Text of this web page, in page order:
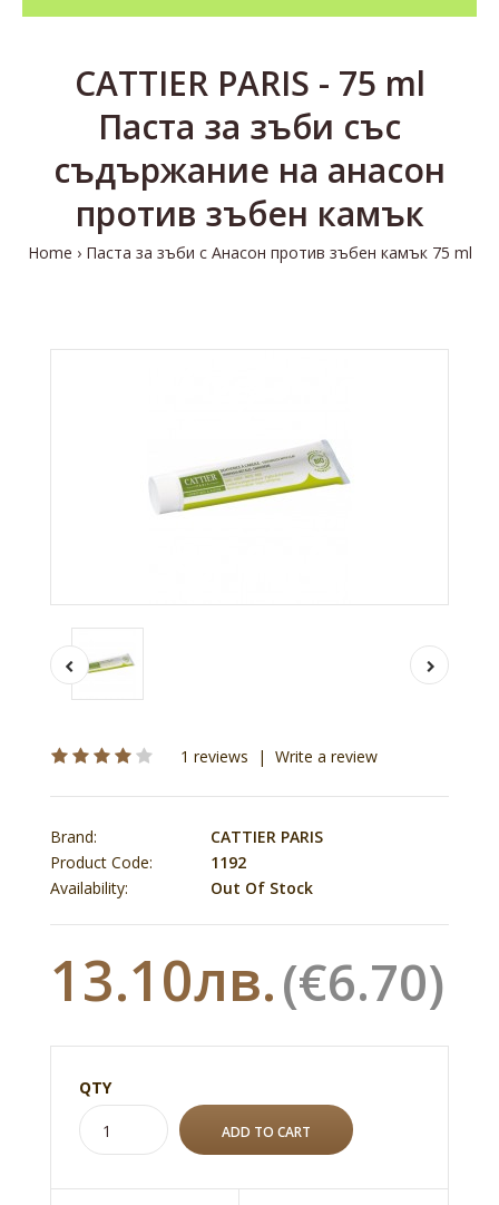
CATTIER PARIS - 75 ml
Паста за зъби със
съдържание на анасон
против зъбен камък
Home Паста за зъби с Анасон против зъбен камък 75 ml
1 reviews | Write a review
Brand:
CATTIER PARIS
Product Code:
1192
Availability:
Out Of Stock
13.10лв.(€6.70)
QTY